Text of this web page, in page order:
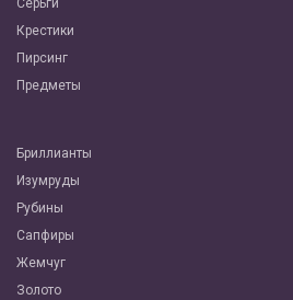
Серьги
Крестики
Пирсинг
Предметы
Бриллианты
Изумруды
Рубины
Сапфиры
Жемчуг
Золото